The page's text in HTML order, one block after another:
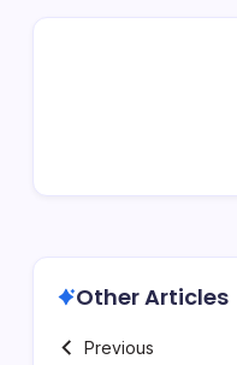
Other Articles
Previous